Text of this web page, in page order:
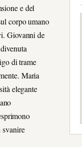
e del
corpo umano
Giovanni de
di trame
Maria
elegante
svanire